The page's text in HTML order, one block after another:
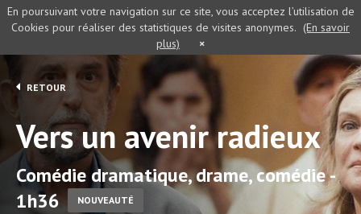
RETOUR
Vers un avenir radieux
Comédie dramatique, drame, comédie -
1h36
NOUVEAUTÉ
En poursuivant votre navigation sur ce site, vous acceptez l’utilisation de
Cookies pour réaliser des statistiques de visites anonymes. (En savoir
plus)
×